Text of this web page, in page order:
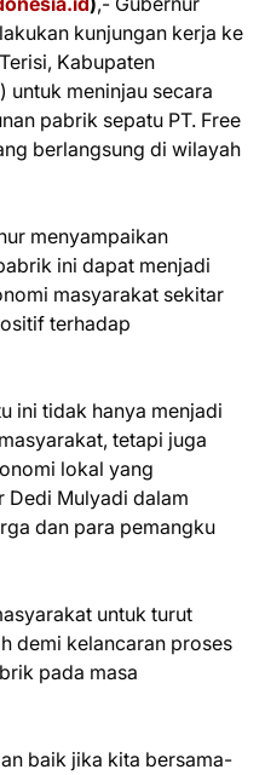
kunjungan kerja ke
Kabupaten
untuk meninjau secara
pabrik sepatu PT. Free
berlangsung di wilayah
menyampaikan
ini dapat menjadi
masyarakat sekitar
terhadap
ini tidak hanya menjadi
tetapi juga
lokal yang
Dedi Mulyadi dalam
dan para pemangku
untuk turut
demi kelancaran proses
pada masa
baik jika kita bersama-